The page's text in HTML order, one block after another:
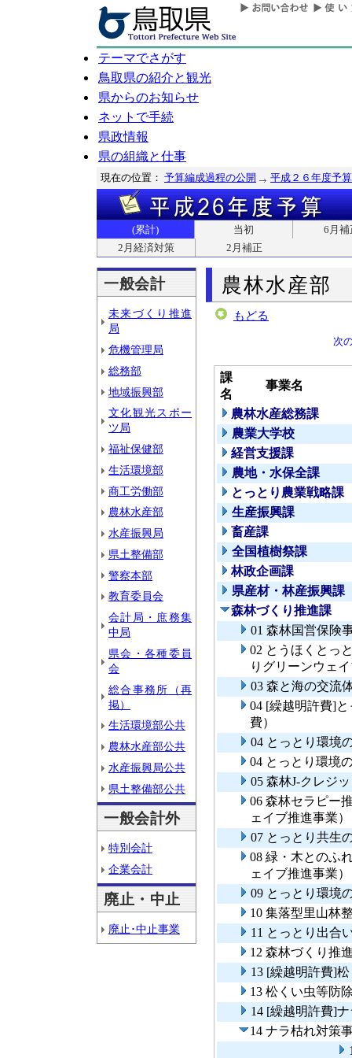
テーマでさがす
鳥取県の紹介と観光
県からのお知らせ
ネットで手続
県政情報
県の組織と仕事
現在の位置： 予算編成過程の公開 平成２６年度予算
(累計) 当初
6月補
2月経済対策
2月補正
一般会計
未来づくり推進
局
危機管理局
総務部
地域振興部
文化観光スポー
ツ局
福祉保健部
生活環境部
商工労働部
農林水産部
水産振興局
県土整備部
警察本部
教育委員会
会計局・庶務集
中局
県会・各種委員
会
総合事務所（再
掲）
生活環境部公共
農林水産部公共
水産振興局公共
県土整備部公共
一般会計外
特別会計
企業会計
廃止・中止
廃止･中止事業
農林水産部
もどる
次
課
名
事業名
農林水産総務課
農業大学校
経営支援課
農地・水保全課
とっとり農業戦略課
生産振興課
畜産課
全国植樹祭課
林政企画課
県産材・林産振興課
森林づくり推進課
01 森林国営保険
02 とうほくとっ
りグリーンウェ
03 森と海の交流
04 [繰越明許費]
費）
04 とっとり環境
04 とっとり環境
05 森林J-クレジ
06 森林セラピー
ェイブ推進事業）
07 とっとり共生
08 緑・木とのふ
ェイブ推進事業）
09 とっとり環境
10 集落型里山林
11 とっとり出合
12 森林づくり推
13 [繰越明許費]
13 松くい虫等防
14 [繰越明許費]
14 ナラ枯れ対策